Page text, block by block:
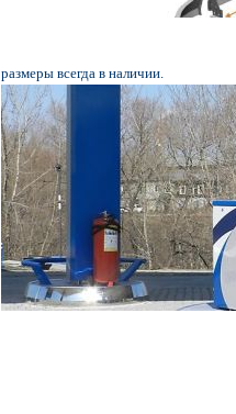
размеры всегда в наличии.